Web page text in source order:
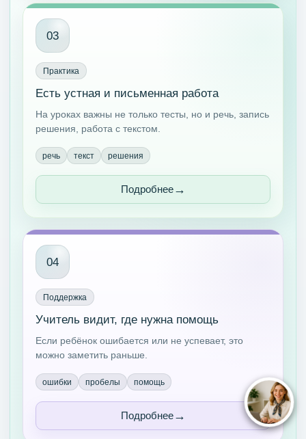
03
Практика
Есть устная и письменная работа
На уроках важны не только тесты, но и речь, запись
решения, работа с текстом.
речь текст решения
Подробнее
04
Поддержка
Учитель видит, где нужна помощь
Если ребёнок ошибается или не успевает, это
можно заметить раньше.
ошибки пробелы помощь
Подробнее